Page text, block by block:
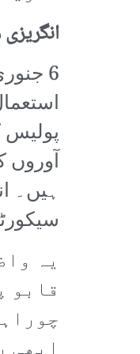
6
پولیس
آوروں
ہیں۔
یہ
قابو